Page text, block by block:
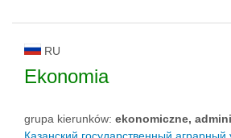
RU
Ekonomia
grupa kierunków: ekonomiczne,